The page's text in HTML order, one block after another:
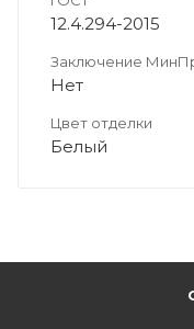
12.4.294-2015
Заключение
Нет
Цвет отделки
Белый